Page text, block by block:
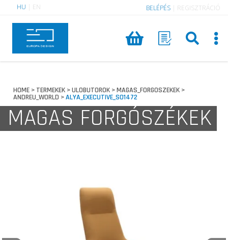
HU EN BELÉPÉS REGISZTRÁCIÓ
HOME > TERMEKEK >ULOBUTOROK >MAGAS_FORGOSZEKEK >
ANDREU_WORLD >ALYA_EXECUTIVE_SO1472
MAGAS FORGÓSZÉKEK